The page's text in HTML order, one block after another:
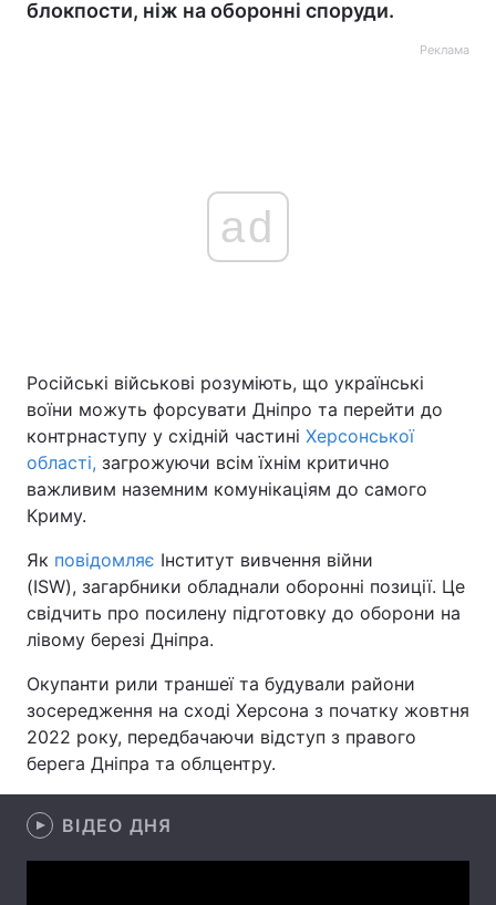
Головна Війна
Україна Політика
Економіка
Спорт Наука
Техно і зв'язок Лайт
Здоров'я Туризм
Цікавинки Погода
Екологія
Лонгріди
блокпости, ніж на оборонні споруди.
Реклама
ad
Російські військові розуміють, що українські
воїни можуть форсувати Дніпро та перейти до
контрнаступу у східній частині Херсонської
області, загрожуючи всім їхнім критично
важливим наземним комунікаціям до самого
Криму.
Як повідомляє Інститут вивчення війни
(ISW), загарбники обладнали оборонні позиції. Це
свідчить про посилену підготовку до оборони на
лівому березі Дніпра.
Окупанти рили траншеї та будували райони
зосередження на сході Херсона з початку жовтня
2022 року, передбачаючи відступ з правого
берега Дніпра та облцентру.
ВІДЕО ДНЯ